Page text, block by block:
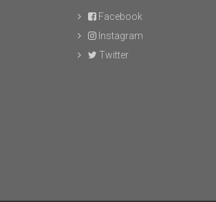
Facebook
Instagram
Twitter